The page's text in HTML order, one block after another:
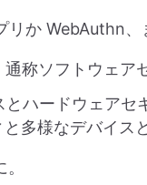
か WebAuthn、
称ソフトウェア
ハードウェアセ
多様なデバイス